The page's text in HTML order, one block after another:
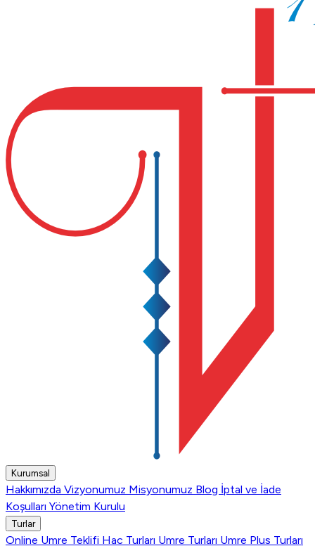
Kurumsal
Hakkımızda Vizyonumuz Misyonumuz Blog İptal ve İade
Koşulları Yönetim Kurulu
Turlar
Online Umre Teklifi Hac Turları Umre Turları Umre Plus Turları